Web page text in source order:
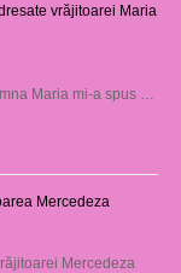
vrăjitoarei Maria
Maria mi-a spus …
Mercedeza
Mercedeza